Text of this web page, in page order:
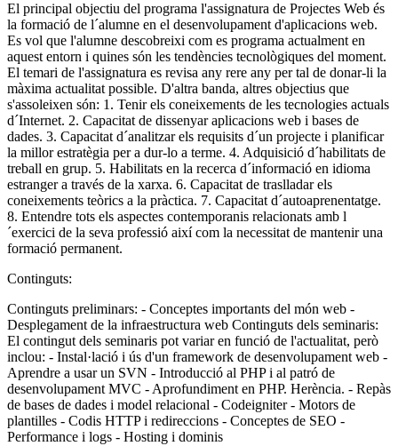
El principal objectiu del programa l'assignatura de Projectes Web és
la formació de l´alumne en el desenvolupament d'aplicacions web.
Es vol que l'alumne descobreixi com es programa actualment en
aquest entorn i quines són les tendències tecnològiques del moment.
El temari de l'assignatura es revisa any rere any per tal de donar-li la
màxima actualitat possible. D'altra banda, altres objectius que
s'assoleixen són: 1. Tenir els coneixements de les tecnologies actuals
d´Internet. 2. Capacitat de dissenyar aplicacions web i bases de
dades. 3. Capacitat d´analitzar els requisits d´un projecte i planificar
la millor estratègia per a dur-lo a terme. 4. Adquisició d´habilitats de
treball en grup. 5. Habilitats en la recerca d´informació en idioma
estranger a través de la xarxa. 6. Capacitat de traslladar els
coneixements teòrics a la pràctica. 7. Capacitat d´autoaprenentatge.
8. Entendre tots els aspectes contemporanis relacionats amb l
´exercici de la seva professió així com la necessitat de mantenir una
formació permanent.
Continguts:
Continguts preliminars: - Conceptes importants del món web -
Desplegament de la infraestructura web Continguts dels seminaris:
El contingut dels seminaris pot variar en funció de l'actualitat, però
inclou: - Instal·lació i ús d'un framework de desenvolupament web -
Aprendre a usar un SVN - Introducció al PHP i al patró de
desenvolupament MVC - Aprofundiment en PHP. Herència. - Repàs
de bases de dades i model relacional - Codeigniter - Motors de
plantilles - Codis HTTP i redireccions - Conceptes de SEO -
Performance i logs - Hosting i dominis